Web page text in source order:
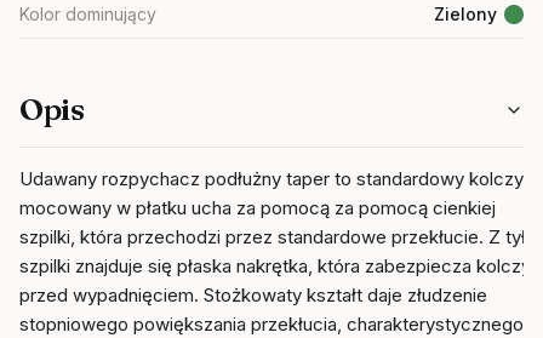
Kolor dominujący Zielony
Opis
Udawany rozpychacz podłużny taper to standardowy kolczyk,
mocowany w płatku ucha za pomocą za pomocą cienkiej
szpilki, która przechodzi przez standardowe przekłucie. Z tyłu
szpilki znajduje się płaska nakrętka, która zabezpiecza kolczyk
przed wypadnięciem. Stożkowaty kształt daje złudzenie
stopniowego powiększania przekłucia, charakterystycznego